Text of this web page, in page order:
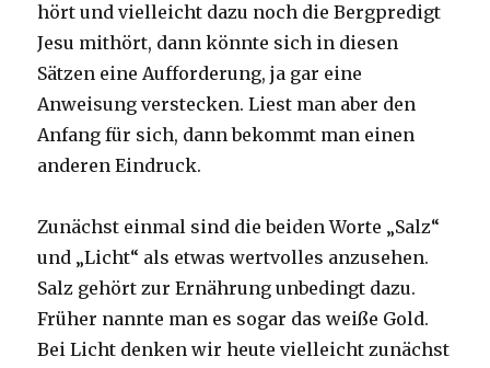
hört und vielleicht dazu noch die Bergpredigt
Jesu mithört, dann könnte sich in diesen
Sätzen eine Aufforderung, ja gar eine
Anweisung verstecken. Liest man aber den
Anfang für sich, dann bekommt man einen
anderen Eindruck.
Zunächst einmal sind die beiden Worte „Salz“
und „Licht“ als etwas wertvolles anzusehen.
Salz gehört zur Ernährung unbedingt dazu.
Früher nannte man es sogar das weiße Gold.
Bei Licht denken wir heute vielleicht zunächst